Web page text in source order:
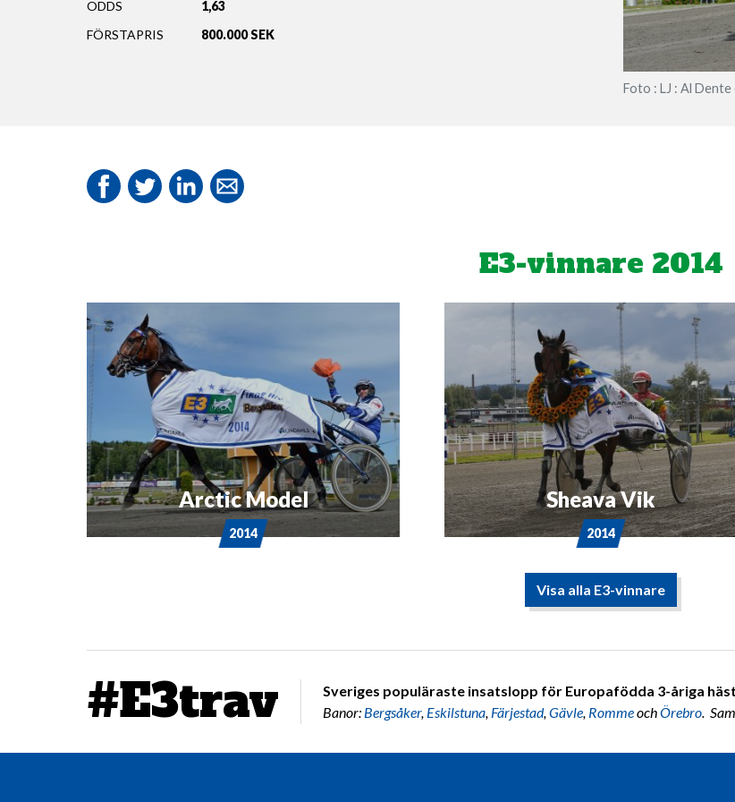
ODDS
1,63
FÖRSTAPRIS
800.000 SEK
Foto : LJ : Al
E3-vinnare 2014
2014
Arctic Model
2014
Sheava Vik
Visa alla E3-vinnare
#E3trav
Sveriges populäraste insatslopp för Europafödda 3-åriga
Banor: Bergsåker, Eskilstuna, Färjestad,Gävle, RommeochÖrebro.